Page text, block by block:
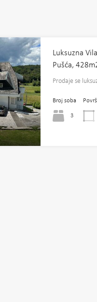
Luksuzna
Pušća,
Prodaje se
Broj soba
3